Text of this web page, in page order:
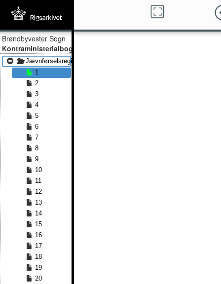
Brøndbyvester Sogn
Kontraministerialbog
Jævnførselsregister 1852 - Jævnførselsregister 1863
1
2
3
4
5
6
7
8
9
10
11
12
13
14
15
16
17
18
19
20